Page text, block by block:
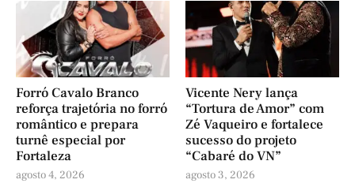
Forró Cavalo Branco
reforça trajetória no forró
romântico e prepara
turnê especial por
Fortaleza
agosto 4, 2026
Vicente Nery lança
“Tortura de Amor” com
Zé Vaqueiro e fortalece
sucesso do projeto
“Cabaré do VN”
agosto 3, 2026